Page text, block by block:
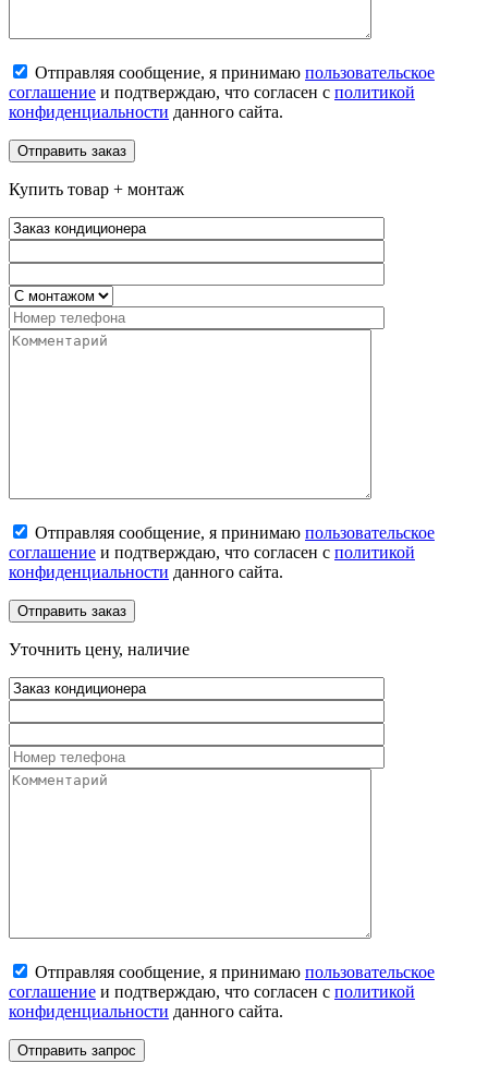
Отправляя сообщение, я принимаю пользовательское
соглашение и подтверждаю, что согласен с политикой
конфиденциальности данного сайта.
Купить товар + монтаж
Отправляя сообщение, я принимаю пользовательское
соглашение и подтверждаю, что согласен с политикой
конфиденциальности данного сайта.
Уточнить цену, наличие
Отправляя сообщение, я принимаю пользовательское
соглашение и подтверждаю, что согласен с политикой
конфиденциальности данного сайта.